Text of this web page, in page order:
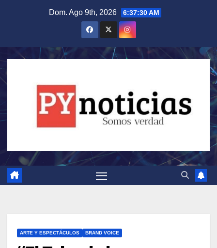
Dom. Ago 9th, 2026 6:37:32 AM
ARTE Y ESPECTÁCULOS BRAND VOICE